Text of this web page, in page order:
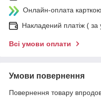
Онлайн-оплата
Накладений платіж (
Всі умови оплати
Умови повернення
Повернення товару